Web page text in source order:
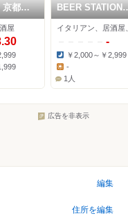
京都ポ
屋
BEER STATION
HACHIJO
イタリアン、居酒屋
-
Dinner:
￥2,000～￥2,999
Lunch:
-
1人
広告を非表示
編集
住所を編集